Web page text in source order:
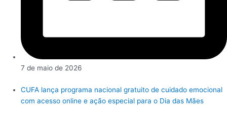
7 de maio de 2026
CUFA lança programa nacional gratuito de cuidado emocional
com acesso online e ação especial para o Dia das Mães